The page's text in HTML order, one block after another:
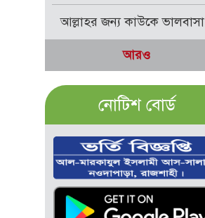
আল্লাহর জন্য কাউকে ভালবাসা
আরও
নোটিশ বোর্ড